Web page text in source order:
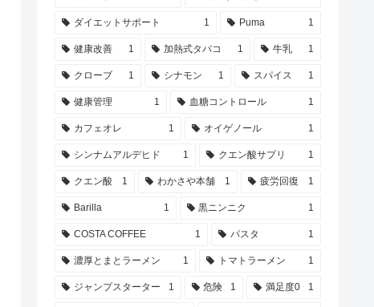
ダイエットサポート 1 Puma 1
健康改善 1 加熱式タバコ 1 牛乳 1
クローブ 1 シナモン 1 スパイス 1
健康管理 1 血糖コントロール 1
カフェオレ 1 オイゲノール 1
シンナムアルデヒド 1 クエン酸サプリ 1
クエン酸 1 わかさや本舗 1 疲労回復 1
Barilla 1 黒ニンニク 1
COSTA COFFEE 1 パスタ 1
濃厚とまとラーメン 1 トマトラーメン 1
ジャンプスターター 1 危険 1 満足度0 1